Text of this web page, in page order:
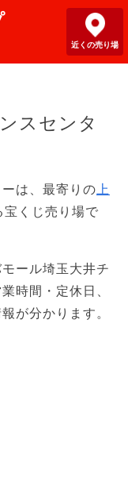
近くの売り場
スセンタ
は、最寄りの 上
くじ売り場で
ール埼玉大井チ
時間・定休日、
が分かります。